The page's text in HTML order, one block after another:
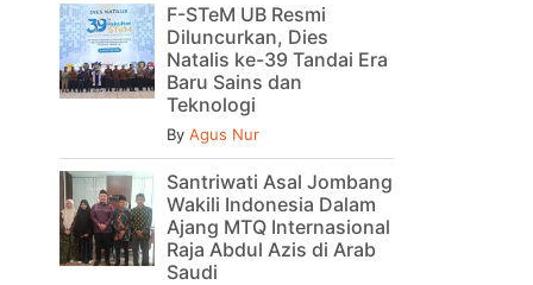
F-STeM UB Resmi
Diluncurkan, Dies
Natalis ke-39 Tandai Era
Baru Sains dan
Teknologi
By Agus Nur
Santriwati Asal Jombang
Wakili Indonesia Dalam
Ajang MTQ Internasional
Raja Abdul Azis di Arab
Saudi